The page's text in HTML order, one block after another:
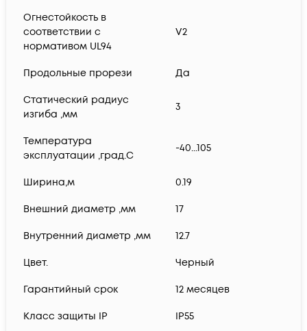
Огнестойкость в
соответствии с
нормативом UL94
V2
Продольные прорези Да
Статический радиус
изгиба ,мм
3
Температура
эксплуатации ,град.C
-40...105
Ширина,м 0.19
Внешний диаметр ,мм 17
Внутренний диаметр ,мм 12.7
Цвет. Черный
Гарантийный срок 12 месяцев
Класс защиты IP IP55